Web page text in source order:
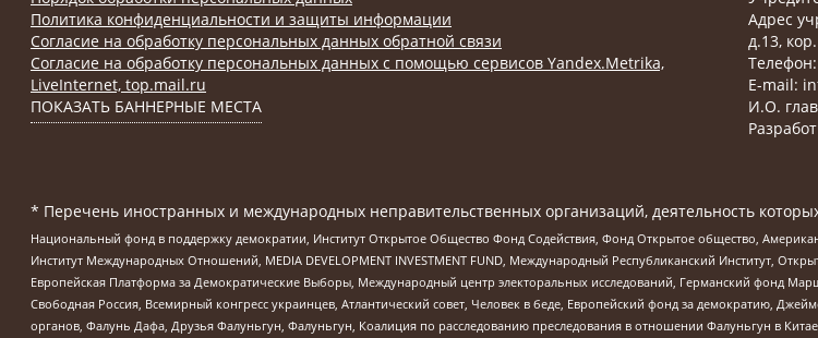
Политика конфиденциальности и защиты информации
Согласие на обработку персональных данных обратной связи
Согласие на обработку персональных данных с помощью сервисов Yandex.Metrika,
LiveInternet, top.mail.ru
ПОКАЗАТЬ БАННЕРНЫЕ МЕСТА
Адрес
д.13,
Телефон:
E-mail:
И.О.
* Перечень иностранных и международных неправительственных организаций, деятельность
Национальный фонд в поддержку демократии, Институт Открытое Общество Фонд Содействия, Фонд Открытое общество,
Институт Международных Отношений, MEDIA DEVELOPMENT INVESTMENT FUND, Международный Республиканский Институт,
Европейская Платформа за Демократические Выборы, Международный центр электоральных исследований, Германский фонд
Свободная Россия, Всемирный конгресс украинцев, Атлантический совет, Человек в беде, Европейский фонд за демократию,
органов, Фалунь Дафа, Друзья Фалуньгун, Фалуньгун, Коалиция по расследованию преследования в отношении Фалуньгун в